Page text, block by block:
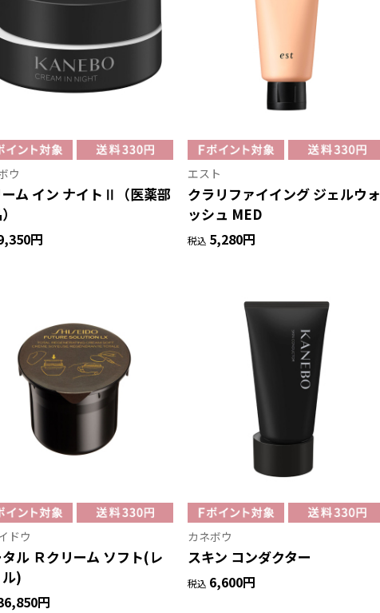
ウ
ム イン ナイトⅡ（医薬部
円
エスト
クラリファイイング ジェルウォ
ッシュ MED
税込 5,280円
ドウ
タル Ｒクリーム ソフト(レ
)
円
カネボウ
スキン コンダクター
税込 6,600円